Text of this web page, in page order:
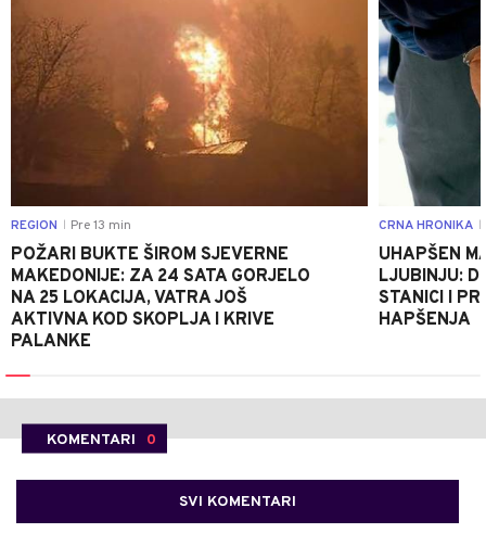
REGION Pre 13 min
POŽARI BUKTE ŠIROM SJEVERNE
MAKEDONIJE: ZA 24 SATA GORJELO
NA 25 LOKACIJA, VATRA JOŠ
AKTIVNA KOD SKOPLJA I KRIVE
PALANKE
CRNA HRONIKA
UHAPŠEN
LJUBINJU:
STANICI I
HAPŠENJA
KOMENTARI 0
SVI KOMENTARI